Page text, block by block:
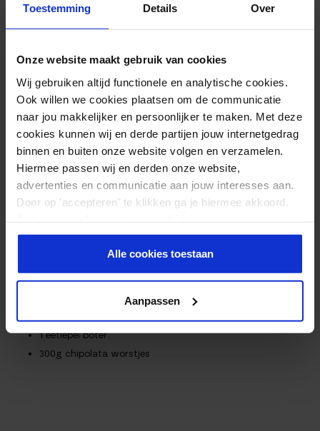
Toestemming Details Over
Onze website maakt gebruik van cookies
Wij gebruiken altijd functionele en analytische cookies.
Ook willen we cookies plaatsen om de communicatie
naar jou makkelijker en persoonlijker te maken. Met deze
cookies kunnen wij en derde partijen jouw internetgedrag
binnen en buiten onze website volgen en verzamelen.
Hiermee passen wij en derden onze website,
advertenties en communicatie aan jouw interesses aan.
Door op 'accepteren' te klikken ga je hiermee akkoord.
er meer over in onsprivacy beleid.
Alle cookies toestaan
Aanpassen
toevoegen aan dit recept? Kook er dan wat tagliatelle bij en
hussel de tomaten met chipolata er door voordat je het op
Ingrediënten
Bereiding
Voedingswaarden
INGREDIËNTEN
2 eetlepels olijfolie
2 theelepels gedroogde oregano
2 theelepels gedroogde rozemarijn
1 eetlepel boter
300g chipolata worstjes